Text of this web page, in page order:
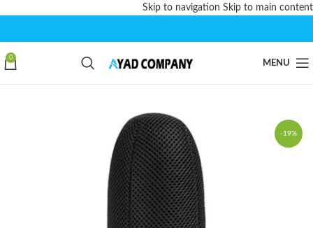
Skip to navigation Skip to main content
MENU
0
-19%